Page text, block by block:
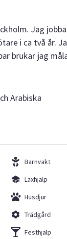
Jag
i ca två år.
brukar jag
Arabiska
Barnvakt
Läxhjälp
Husdjur
Trädgård
Festhjälp